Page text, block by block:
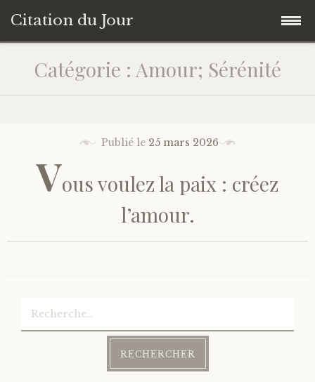
Citation du Jour
Accéder
contenu
Accueil
Savoir-être
Connaissance de soi
Catégorie : Amour; Sérénité
Publié le 25 mars 2026
Vous voulez la paix : créez
l’amour.